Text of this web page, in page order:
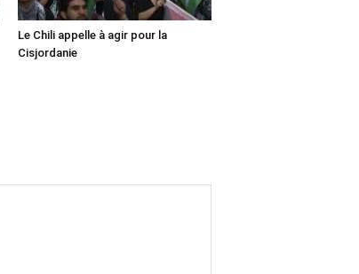
Le Chili appelle à agir pour la
Cisjordanie